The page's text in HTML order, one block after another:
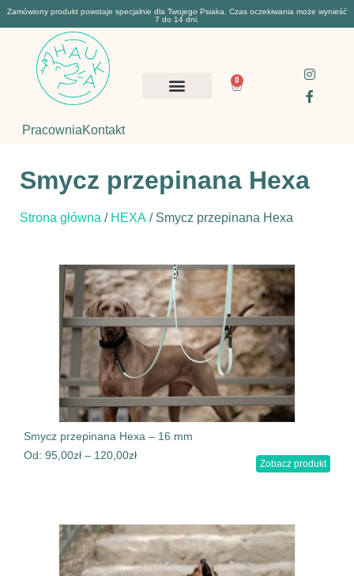
Zamówiony produkt powstaje specjalnie dla Twojego Psiaka. Czas oczekiwania może wynieść
7 do 14 dni.
PracowniaKontakt
0
Smycz przepinana Hexa
Strona główna / HEXA / Smycz przepinana Hexa
Smycz przepinana Hexa – 16 mm
Od: 95,00zł – 120,00zł
Zobacz produkt